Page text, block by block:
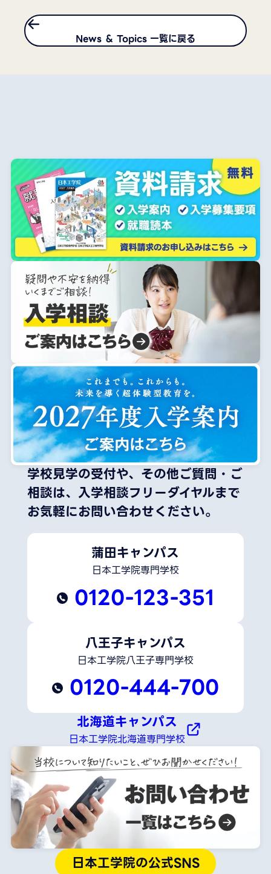
News ＆ Topics 一覧に戻る
学校見学の受付や、その他ご質問・ご
相談は、 入学相談フリーダイヤルまで
お気軽にお問い合わせください。
蒲田キャンパス
日本工学院専門学校
0120-123-351
八王子キャンパス
日本工学院八王子専門学校
0120-444-700
北海道キャンパス
日本工学院北海道専門学校
日本工学院の公式SNS